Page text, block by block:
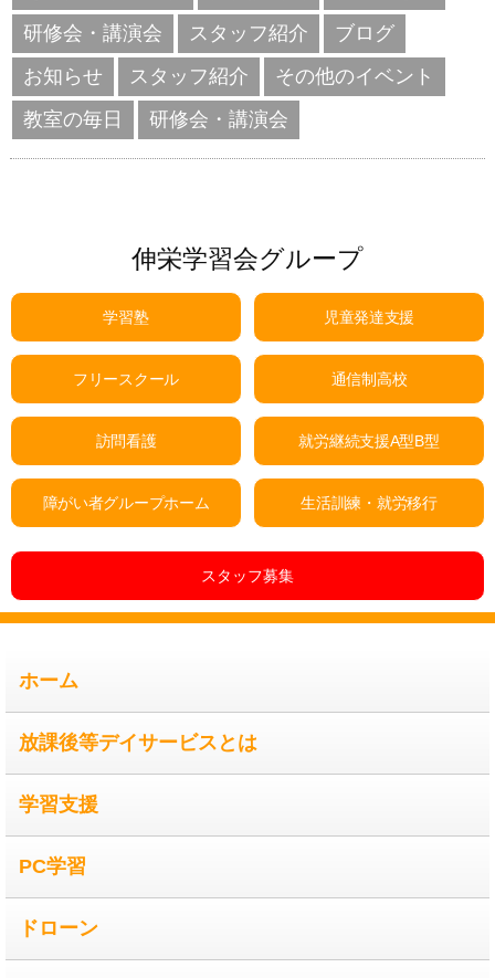
研修会・講演会
スタッフ紹介
ブログ
お知らせ
スタッフ紹介
その他のイベント
教室の毎日
研修会・講演会
伸栄学習会グループ
学習塾 児童発達支援
フリースクール 通信制高校
訪問看護 就労継続支援A型B型
障がい者グループホーム 生活訓練・就労移行
スタッフ募集
ホーム
放課後等デイサービスとは
学習支援
PC学習
ドローン